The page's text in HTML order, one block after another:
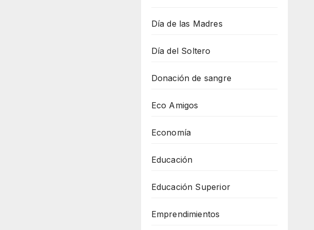
Día de las Madres
Día del Soltero
Donación de sangre
Eco Amigos
Economía
Educación
Educación Superior
Emprendimientos